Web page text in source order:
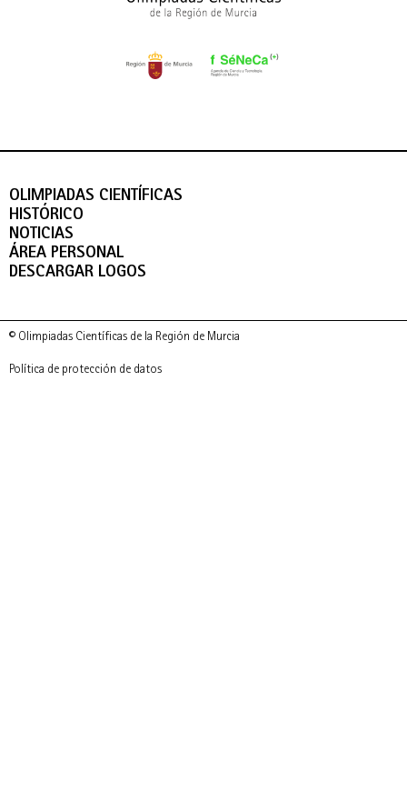
OLIMPIADAS CIENTÍFICAS
HISTÓRICO
NOTICIAS
ÁREA PERSONAL
DESCARGAR LOGOS
© Olimpiadas Científicas de la Región de Murcia
Política de protección de datos